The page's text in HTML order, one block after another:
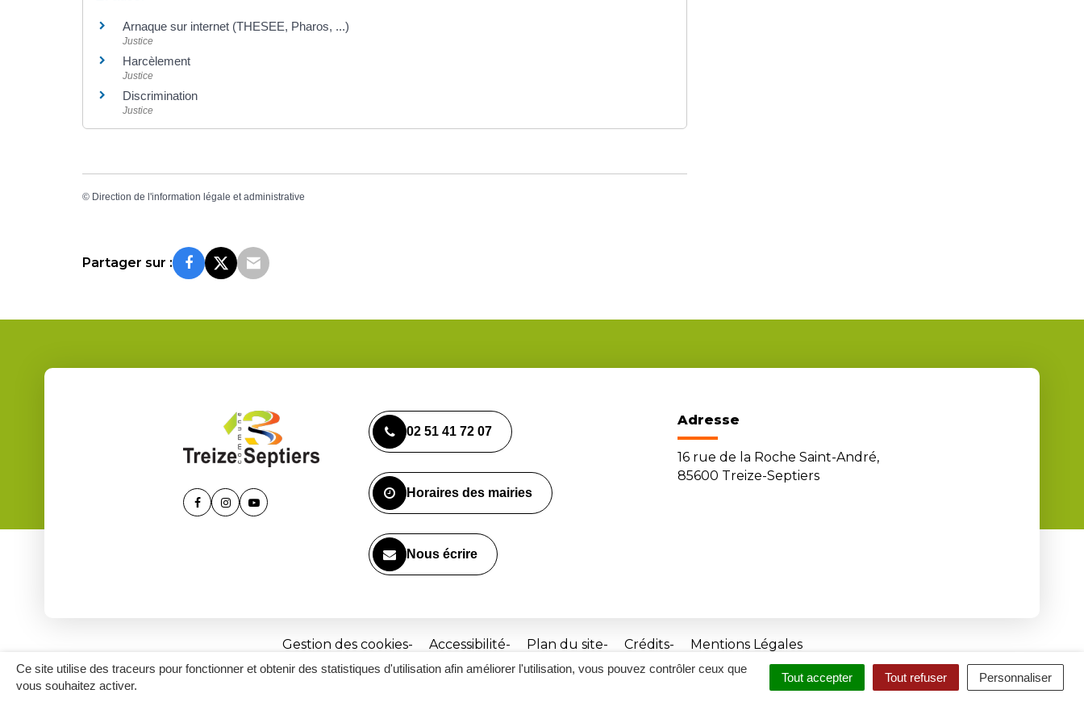
Ce site utilise des traceurs pour fonctionner et obtenir des statistiques d'utilisation afin améliorer l'utilisation, vous pouvez contrôler ceux que
vous souhaitez activer.
Tout accepter Tout refuser Personnaliser
Arnaque sur internet (THESEE, Pharos, ...)
Justice
Harcèlement
Justice
Discrimination
Justice
© Direction de l'information légale et administrative
Partager sur :
Lien Lien Lien
02 51 41 72 07
Horaires des mairies
Nous écrire
Adresse
16 rue de la Roche Saint-André,
85600 Treize-Septiers
Gestion des cookies Accessibilité Plan du site Crédits Mentions Légales